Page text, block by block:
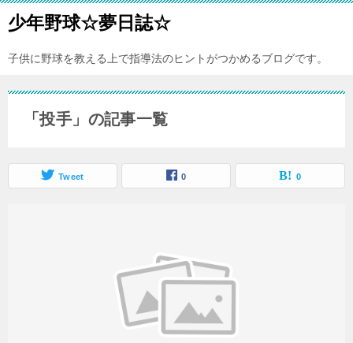
少年野球☆夢日誌☆
子供に野球を教える上で指導法のヒントがつかめるブログです。
「投手」の記事一覧
Tweet 0 0